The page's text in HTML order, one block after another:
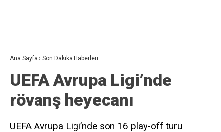
Ana Sayfa › Son Dakika Haberleri
UEFA Avrupa Ligi’nde
rövanş heyecanı
UEFA Avrupa Ligi’nde son 16 play-off turu